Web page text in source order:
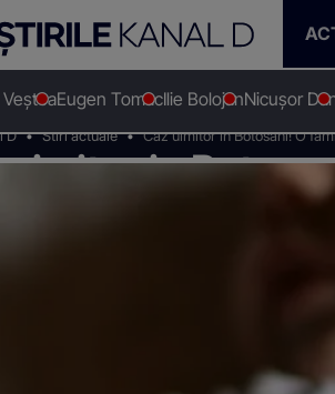
Eugen TomacIlie BolojanNicușor
D Stiri actuale Caz uimitor in Botosani! O
uimitor in
la 6 luni de